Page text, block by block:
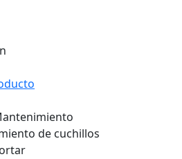
de cuchillos